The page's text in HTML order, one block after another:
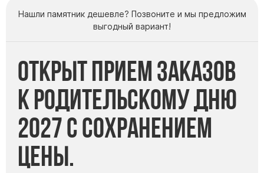
Нашли памятник дешевле? Позвоните и мы предложим
выгодный вариант!
Открыт прием заказов
к Родительскому дню
2027 с сохранением
цены.